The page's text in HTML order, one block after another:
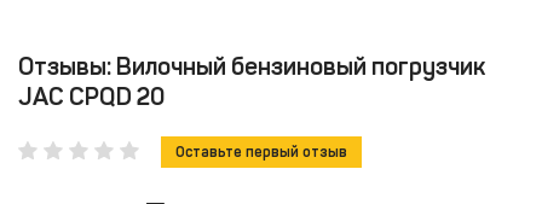
Отзывы: Вилочный бензиновый погрузчик
JAC CPQD 20
Оставьте первый отзыв